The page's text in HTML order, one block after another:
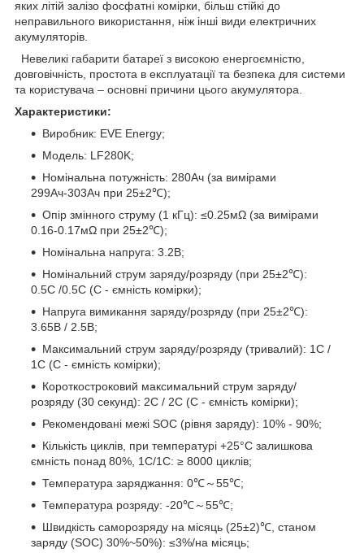
яких літій залізо фосфатні комірки, більш стійкі до
неправильного використання, ніж інші види електричних
акумуляторів.
Невеликі габарити батареї з високою енергоємністю,
довговічність, простота в експлуатації та безпека для системи
та користувача – основні причини цього акумулятора.
Характеристики:
Виробник: EVE Energy;
Модель: LF280K;
Номінальна потужність: 280Ач (за вимірами
299Ач-303Ач при 25±2℃);
Опір змінного струму (1 кГц): ≤0.25мΩ (за вимірами
0.16-0.17мΩ при 25±2℃);
Номінальна напруга: 3.2В;
Номінальний струм заряду/розряду (при 25±2℃):
0.5C /0.5C (С - ємність комірки);
Напруга вимикання заряду/розряду (при 25±2℃):
3.65B / 2.5B;
Максимальний струм заряду/розряду (тривалий): 1C /
1C (С - ємність комірки);
Короткостроковий максимальний струм заряду/
розряду (30 секунд): 2C / 2C (С - ємність комірки);
Рекомендовані межі SOC (рівня заряду): 10% - 90%;
Кількість циклів, при температурі +25°С залишкова
ємність понад 80%, 1C/1C: ≥ 8000 циклів;
Температура заряджання: 0℃～55℃;
Температура розряду: -20℃～55℃;
Швидкість саморозряду на місяць (25±2)℃, станом
заряду (SOC) 30%~50%): ≤3%/на місяць;